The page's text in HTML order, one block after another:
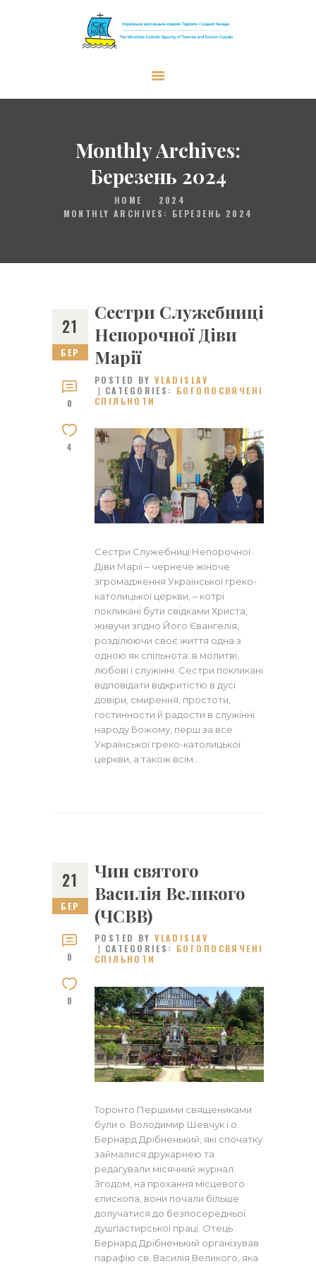
Monthly Archives:
Березень 2024
HOME
2024
MONTHLY ARCHIVES: БЕРЕЗЕНЬ 2024
The Ukrainian Catholic Eparchy of
CЛУЖІННЯ
ПАРАФІЇ
ЩО НОВОГО?
UKR
21
БЕР
0
4
Сестри Служебниці
Непорочної Діви
Марії
POSTED BYVLADISLAV
CATEGORIES: БОГОПОСВЯЧЕНІ
СПІЛЬНОТИ
Сестри Служебниці Непорочної
Діви Марії – чернече жіноче
згромадження Української греко-
католицької церкви, – котрі
покликані бути свідками Христа,
живучи згідно Його Євангелія,
розділюючи своє життя одна з
одною як спільнота: в молитві,
любові і служінні. Сестри покликані
відповідати відкритістю в дусі
довіри, смирення, простоти,
гостинности й радости в служінні
народу Божому, перш за все
Української греко-католицької
церкви, а також всім…
21
БЕР
0
0
Чин святого
Василія Великого
(ЧСВВ)
POSTED BYVLADISLAV
CATEGORIES: БОГОПОСВЯЧЕНІ
СПІЛЬНОТИ
Торонто Першими священиками
були о. Володимир Шевчук і о.
Бернард Дрібненький, які спочатку
займалися друкарнею та
редагували місячний журнал.
Згодом, на прохання місцевого
єпископа, вони почали більше
долучатися до безпосередньої
душпастирської праці. Отець
Бернард Дрібненький організував
парафію св. Василія Великого, яка